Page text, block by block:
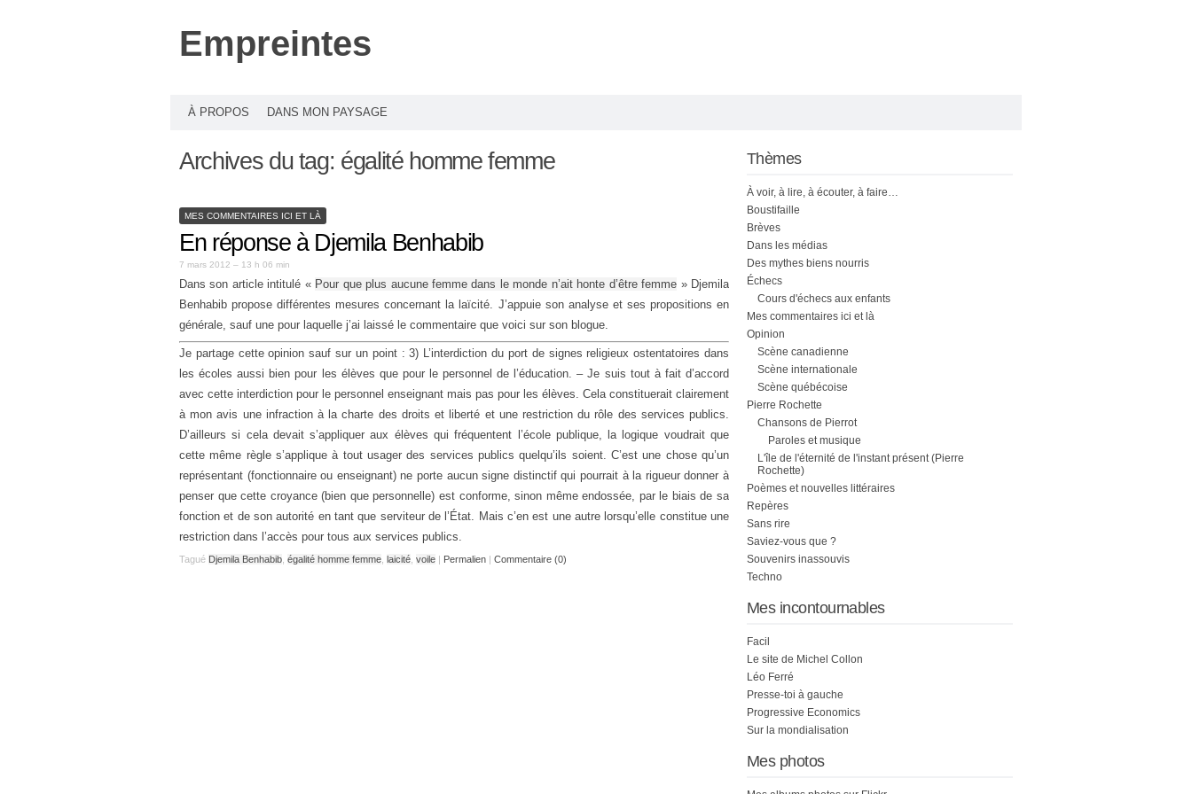
Empreintes
À PROPOS DANS MON PAYSAGE
Archives du tag: égalité homme femme
MES COMMENTAIRES ICI ET LÀ
En réponse à Djemila Benhabib
7 mars 2012 – 13 h 06 min
Dans son article intitulé « Pour que plus aucune femme dans le monde n’ait honte d’être femme » Djemila
Benhabib propose différentes mesures concernant la laïcité. J’appuie son analyse et ses propositions en
générale, sauf une pour laquelle j’ai laissé le commentaire que voici sur son blogue.
Je partage cette opinion sauf sur un point : 3) L’interdiction du port de signes religieux ostentatoires dans
les écoles aussi bien pour les élèves que pour le personnel de l’éducation. – Je suis tout à fait d’accord
avec cette interdiction pour le personnel enseignant mais pas pour les élèves. Cela constituerait clairement
à mon avis une infraction à la charte des droits et liberté et une restriction du rôle des services publics.
D’ailleurs si cela devait s’appliquer aux élèves qui fréquentent l’école publique, la logique voudrait que
cette même règle s’applique à tout usager des services publics quelqu’ils soient. C’est une chose qu’un
représentant (fonctionnaire ou enseignant) ne porte aucun signe distinctif qui pourrait à la rigueur donner à
penser que cette croyance (bien que personnelle) est conforme, sinon même endossée, par le biais de sa
fonction et de son autorité en tant que serviteur de l’État. Mais c’en est une autre lorsqu’elle constitue une
restriction dans l’accès pour tous aux services publics.
Tagué Djemila Benhabib égalité homme femme laicité voile | Permalien | Commentaire (0)
Thèmes
À voir, à lire, à écouter, à faire…
Boustifaille
Brèves
Dans les médias
Des mythes biens nourris
Échecs
Cours d'échecs aux enfants
Mes commentaires ici et là
Opinion
Scène canadienne
Scène internationale
Scène québécoise
Pierre Rochette
Chansons de Pierrot
Paroles et musique
L'île de l'éternité de l'instant présent (Pierre
Rochette)
Poèmes et nouvelles littéraires
Repères
Sans rire
Saviez-vous que ?
Souvenirs inassouvis
Techno
Mes incontournables
Facil
Le site de Michel Collon
Léo Ferré
Presse-toi à gauche
Progressive Economics
Sur la mondialisation
Mes photos